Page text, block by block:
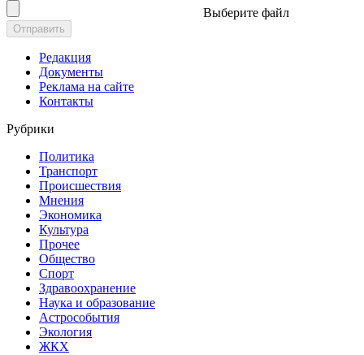
Выберите файл
Отправить
Редакция
Документы
Реклама на сайте
Контакты
Рубрики
Политика
Транспорт
Происшествия
Мнения
Экономика
Культура
Прочее
Общество
Спорт
Здравоохранение
Наука и образование
Астрособытия
Экология
ЖКХ